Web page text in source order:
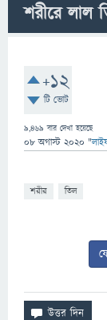
শরীরে লাল
+12
টি ভোট
9,469 বার দেখা হয়েছে
08 অগাস্ট 2020 "
শরীর তিল